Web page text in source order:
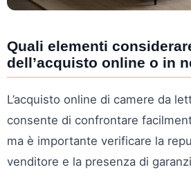
Quali elementi
dell’acquisto online o in
L’acquisto online di camere da
consente di confrontare
ma è importante verificare la
venditore e la presenza di